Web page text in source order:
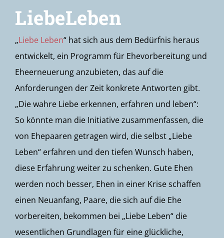
LiebeLeben
„Liebe Leben“ hat sich aus dem Bedürfnis heraus
entwickelt, ein Programm für Ehevorbereitung und
Eheerneuerung anzubieten, das auf die
Anforderungen der Zeit konkrete Antworten gibt.
„Die wahre Liebe erkennen, erfahren und leben“:
So könnte man die Initiative zusammenfassen, die
von Ehepaaren getragen wird, die selbst „Liebe
Leben“ erfahren und den tiefen Wunsch haben,
diese Erfahrung weiter zu schenken. Gute Ehen
werden noch besser, Ehen in einer Krise schaffen
einen Neuanfang, Paare, die sich auf die Ehe
vorbereiten, bekommen bei „Liebe Leben“ die
wesentlichen Grundlagen für eine glückliche,